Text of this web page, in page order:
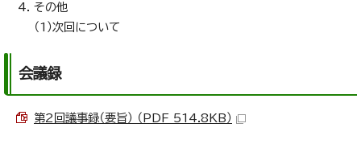
その他
（1）次回について
会議録
第2回議事録（要旨） （PDF 514.8KB）